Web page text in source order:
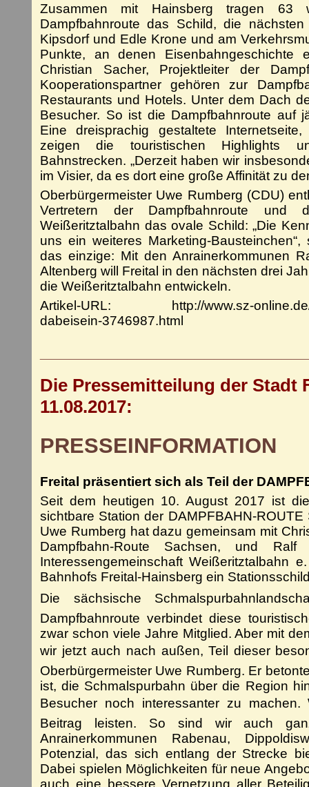
Zusammen mit Hainsberg tragen 63
Dampfbahnroute das Schild, die
Kipsdorf und Edle Krone und am
Punkte, an denen Eisenbahngeschichte
Christian Sacher, Projektleiter der
Kooperationspartner gehören zur
Restaurants und Hotels. Unter dem Dach
Besucher. So ist die Dampfbahnroute auf
Eine dreisprachig gestaltete
zeigen die touristischen Highlights
Bahnstrecken. „Derzeit haben wir
im Visier, da es dort eine große Affinität zu
Oberbürgermeister Uwe Rumberg (CDU)
Vertretern der Dampfbahnroute und
Weißeritztalbahn das ovale Schild: „Die
uns ein weiteres Marketing-
das einzige: Mit den Anrainerkommunen
Altenberg will Freital in den nächsten drei
die Weißeritztalbahn entwickeln.
Artikel-URL: http://www.sz-online.de/
dabeisein-3746987.html
Die Pressemitteilung der Stadt
11.08.2017:
PRESSEINFORMATION
Freital präsentiert sich als Teil der
Seit dem heutigen 10. August 2017 ist
sichtbare Station der DAMPFBAHN-
Uwe Rumberg hat dazu gemeinsam mit
Dampfbahn-Route Sachsen, und Ralf
Interessengemeinschaft Weißeritztalbahn
Bahnhofs Freital-Hainsberg ein
Die sächsische
Dampfbahnroute verbindet diese
zwar schon viele Jahre Mitglied. Aber mit
wir jetzt auch nach außen, Teil dieser
Oberbürgermeister Uwe Rumberg. Er
ist, die Schmalspurbahn über die Region
Besucher noch interessanter zu machen.
Beitrag leisten. So sind wir auch
Anrainerkommunen Rabenau,
Potenzial, das sich entlang der Strecke
Dabei spielen Möglichkeiten für neue
auch eine bessere Vernetzung aller